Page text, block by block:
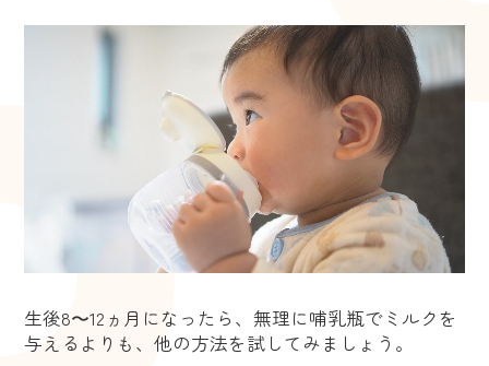
生後8〜12ヵ月になったら、無理に哺乳瓶でミルクを
与えるよりも、他の方法を試してみましょう。